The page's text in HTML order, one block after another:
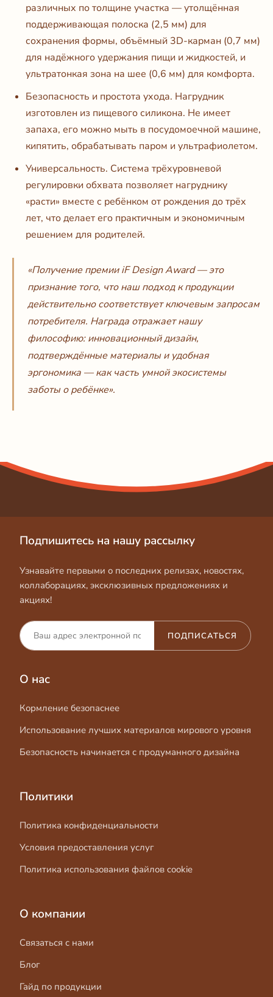
различных по толщине участка — утолщённая
поддерживающая полоска (2,5 мм) для
сохранения формы, объёмный 3D-карман (0,7 мм)
для надёжного удержания пищи и жидкостей, и
ультратонкая зона на шее (0,6 мм) для комфорта.
Безопасность и простота ухода. Нагрудник
изготовлен из пищевого силикона. Не имеет
запаха, его можно мыть в посудомоечной машине,
кипятить, обрабатывать паром и ультрафиолетом.
Универсальность. Система трёхуровневой
регулировки обхвата позволяет нагруднику
«расти» вместе с ребёнком от рождения до трёх
лет, что делает его практичным и экономичным
решением для родителей.
«Получение премии iF Design Award — это
признание того, что наш подход к продукции
действительно соответствует ключевым запросам
потребителя. Награда отражает нашу
философию: инновационный дизайн,
подтверждённые материалы и удобная
эргономика — как часть умной экосистемы
заботы о ребёнке».
Подпишитесь на нашу рассылку
Узнавайте первыми о последних релизах, новостях,
коллаборациях, эксклюзивных предложениях и
акциях!
ПОДПИСАТЬСЯ
О нас
Кормление безопаснее
Использование лучших материалов мирового уровня
Безопасность начинается с продуманного дизайна
Политики
Политика конфиденциальности
Условия предоставления услуг
Политика использования файлов cookie
О компании
Связаться с нами
Блог
Гайд по продукции